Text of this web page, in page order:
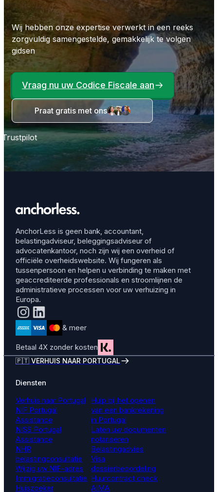
Wij hebben onze expertise verwerkt in een reeks
zorgvuldig samengestelde, gemakkelijk te volgen
gidsen
Vraag nu uw Codice Fiscale aan
Praat gratis met ons
Trustpilot
AnchorLess is geen bank, accountant,
belastingadviseur, beleggingsadviseur of
advocatenkantoor, noch zijn wij een overheid of
officiële overheidswebsite. Wij fungeren als
tussenpersoon en helpen u verbinding te maken met
geaccrediteerde professionals en stroomlijnen de
administratieve processen voor uw verhuizing in
Europa.
& meer
Betaal 4X zonder kosten
🇵🇹 VERHUIS NAAR PORTUGAL
Diensten
Verhuis naar Portugal
NIF Portugal
Assistance
NISS Portugal
Assistance
NHR
belastingconsultatie
Wijzig uw NIF-adres
Immigratieconsultatie
Huiszoeker
Hulp bij het openen
van een bankrekening
in Portugal
Laten uw documenten
notariseren
Belastingadvies
Visa
dossierbeoordeling
Huurcontract check
AIMA